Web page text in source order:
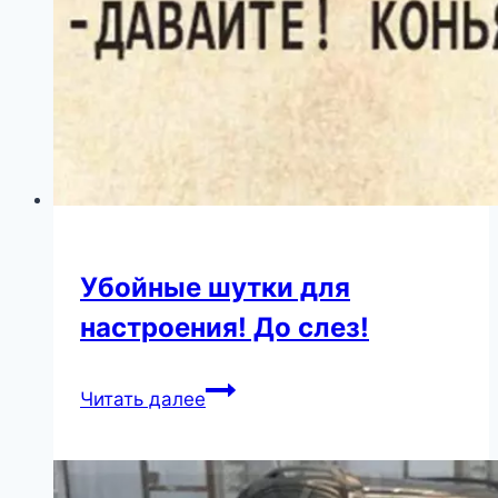
Зaрядись
пoзитивом!
Убойные шутки для
настроения! До слез!
Читать далееУбойные
настроения!